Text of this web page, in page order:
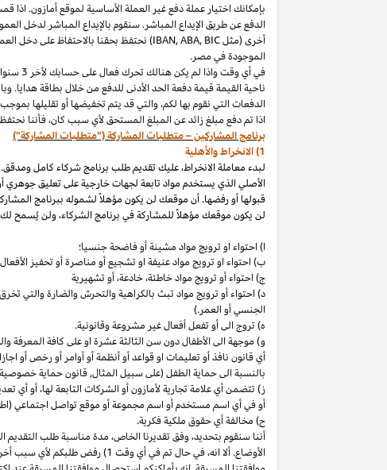
بإمكانك اختيار عملة دفع غير العملة الأساسية لموقع أمازون. اذا
الدفع عن طريق الإيداع المباشر. سنقوم بالإيداع المباشر لدخل
أخرى (مثل
IBAN,ABA, BIC ) نحتفظ بحقنا بالاحتفاظ على دخل
الموجودةفي مصر.
في أي وقتواذا لم يكن هنالك تحرك فعال على حسابك لأخر 3
ناحية القيمة قيمة دفعة الحد الأدنى للدفع من خلال بطاقة هدايا.
الدفعات التي نقوم بها لكم،والتي قد يتم تخفيضها أو تقليلها بموجب
اذا تم دفع مبلغ زائد عن المبلغ المستحق لأي سبب كان،فأننا
برنامج المشاركين – متطلبات المشاركة ("متطلبات المشاركة")
1) الانخراط والأهلية
لبدء معاملة الانخراط، عليك تقديم طلب برنامج شركاء كامل
الأصلي الذي يستخدم مواد تابعة لجهات خارجية على تعليق
قبولها أو رفضها. أن موقعك لن يكون مؤهلاً لشموله ببرنامج
لن يكون موقعك مؤهلاً للمشاركة في برنامج الشركاء، ولن يُسمح
ا) احتواء او ترويج مواد مشينة أو فاضحة جنسيا؛
ب) احتواء او ترويج موادعنيفة او تشجيع أو مناصرة أو تحفيز
ج) احتواء أو ترويج موادخاطئة،خادعة،أو تشهيرية
د) احتواء أو ترويج مواد تبث بالكراهية والتحرش والضارة والتي
الجنسي أو العمر.)
ه) تروج الى أو تفعل أفعال غير مشروعة وقانونية.
و) موجهة الى الأطفال دون سن الثالثة عشرة او على كافة
أي قانون نافذ أو تعليمات او قواعد أو أنظمة أو أوامر أو رخص أو
بالنسبة الى حماية الطفل (على سبيل المثال, قانون حماية خصوصية
ز) تتضمن أي علامة تجارية لأمازون أو الشركات التابعة لها،أو أي
أو في أي اسم مستخدم أو اسم مجموعة أو موقع تواصل اجتماعي
ح) مخالفة أي حقوق ملكية فكرية.
أننا سنقوم بتحديد،وفق تقديرنا الخاص، مدة مناسبة طلب التقديم
الأوضاع. ألا انه،في حال تم في أي وقت 1) رفض طلبكم لأي سبب